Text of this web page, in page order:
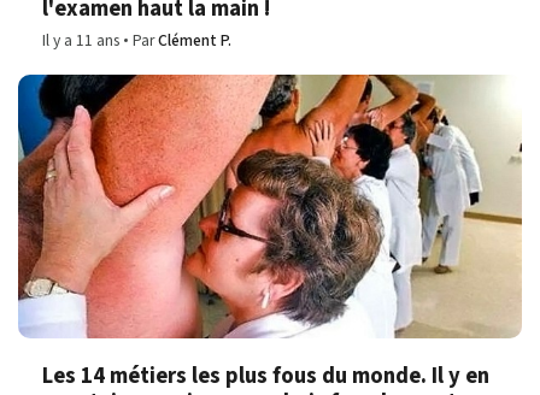
l'examen haut la main !
Il y a 11 ans ParClément P.
Les 14 métiers les plus fous du monde. Il y en